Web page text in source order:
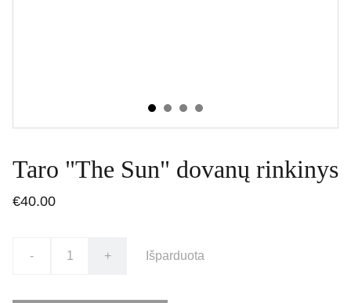
Taro "The Sun" dovanų rinkinys
€40.00
- + Išparduota